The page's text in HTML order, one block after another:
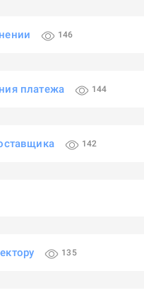
146
платежа 144
142
135